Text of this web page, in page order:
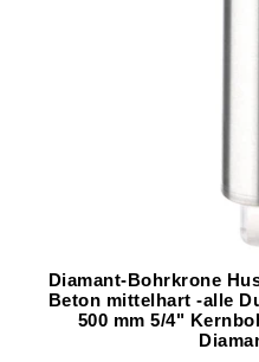
Diamant-Bohrkrone
Beton mittelhart -alle
500 mm 5/4"